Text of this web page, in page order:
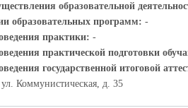
образовательной
образовательных программ: -
практики: -
практической подготовки
государственной итоговой
Коммунистическая, д. 35